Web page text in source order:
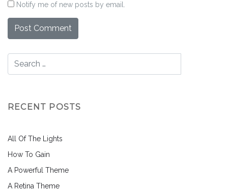
Notify me of new posts by email.
RECENT POSTS
All Of The Lights
How To Gain
A Powerful Theme
A Retina Theme